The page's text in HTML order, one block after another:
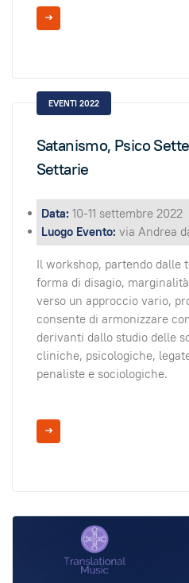
EVENTI 2022
Satanismo, Psico
Settarie
Data: 10-11 settembre 2022
Luogo Evento: via Andrea
Il workshop, partendo dalle
forma di disagio,
verso un approccio vario,
consente di armonizzare
derivanti dallo studio delle
cliniche, psicologiche,
penaliste e sociologiche.